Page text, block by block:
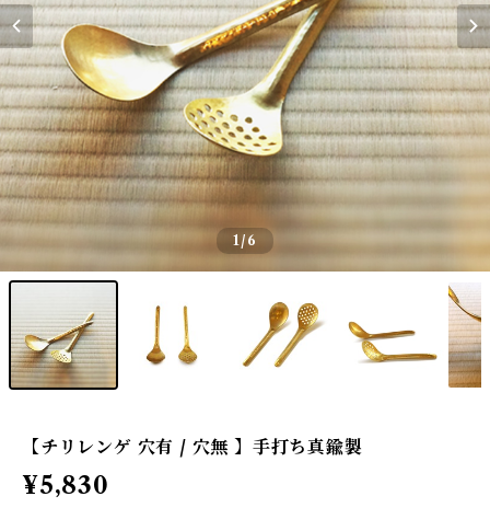
1/6
【チリレンゲ 穴有 / 穴無 】手打ち真鍮製
¥5,830